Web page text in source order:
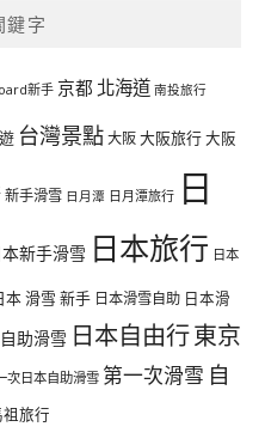
鍵字
新手 京都 北海道 南投旅行
台灣景點大阪大阪旅行大阪
新手滑雪 日月潭 日月潭旅行 日
本新手滑雪 日本旅行 日本
本 滑雪 新手 日本滑雪自助 日本滑
助滑雪 日本自由行東京
次日本自助滑雪 第一次滑雪 自
祖旅行